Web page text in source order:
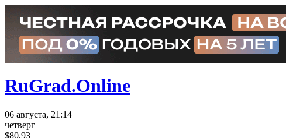
RuGrad.Online
06 августа, 21:14
четверг
$80,93